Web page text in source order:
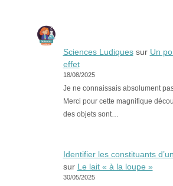
Sciences Ludiquessur Un
effet
18/08/2025
Je ne connaissais absolument
Merci pour cette magnifique
des objets sont…
Identifier les constituants
sur Le lait « à la loupe »
30/05/2025